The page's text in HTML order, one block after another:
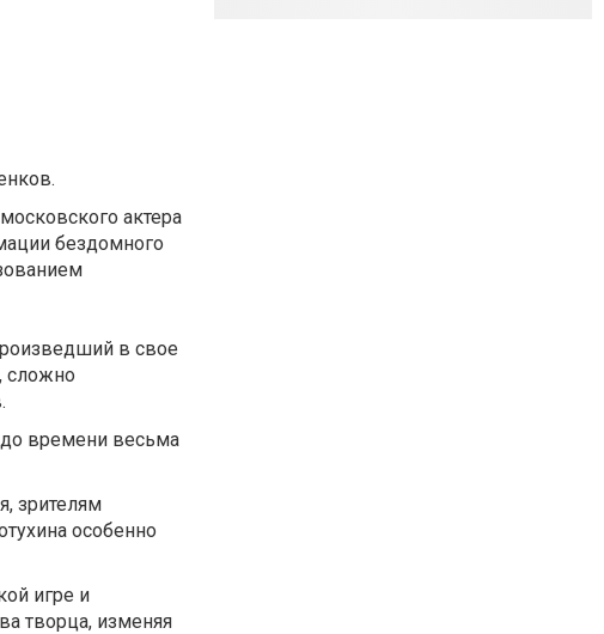
актера
бездомного
в свое
сложно
времени весьма
зрителям
особенно
игре и
творца, изменяя